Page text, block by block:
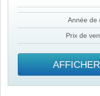
Année de
Prix de